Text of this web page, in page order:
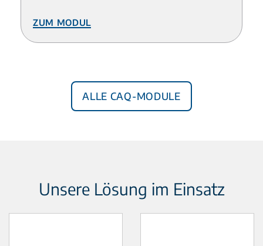
Zum Modul
Alle CAQ-Module
Unsere Lösung im Einsatz